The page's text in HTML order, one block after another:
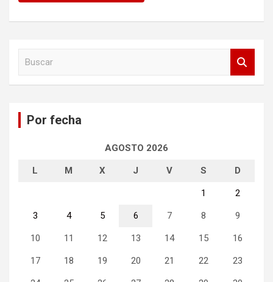
Por fecha
AGOSTO 2026
L M X J V S D
1 2
3 4 5 6 7 8 9
10 11 12 13 14 15 16
17 18 19 20 21 22 23